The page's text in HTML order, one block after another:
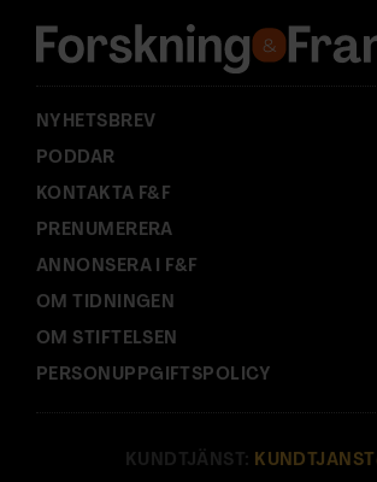
s
:
NYHETSBREV
PODDAR
KONTAKTA F&F
PRENUMERERA
ANNONSERA I F&F
OM TIDNINGEN
OM STIFTELSEN
PERSONUPPGIFTSPOLICY
KUNDTJÄNST: